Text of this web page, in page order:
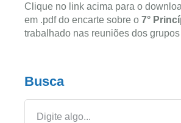
Clique no link acima para o
em .pdf do encarte sobre o 7°
trabalhado nas reuniões dos
Busca